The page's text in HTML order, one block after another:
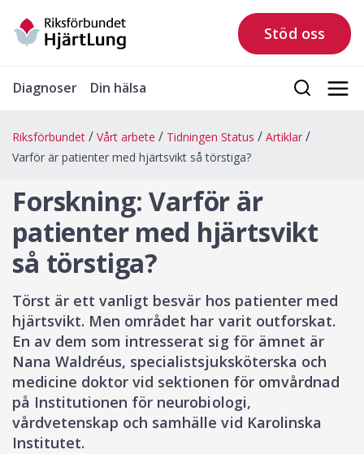
Stöd oss
Diagnoser Din hälsa
Riksförbundet Vårt arbete Tidningen Status
Artiklar
Varför är patienter med hjärtsvikt så törstiga?
Forskning: Varför är
patienter med hjärtsvikt
så törstiga?
Törst är ett vanligt besvär hos patienter med
hjärtsvikt. Men området har varit outforskat.
En av dem som intresserat sig för ämnet är
Nana Waldréus, specialistsjuksköterska och
medicine doktor vid sektionen för omvårdnad
på Institutionen för neurobiologi,
vårdvetenskap och samhälle vid Karolinska
Institutet.